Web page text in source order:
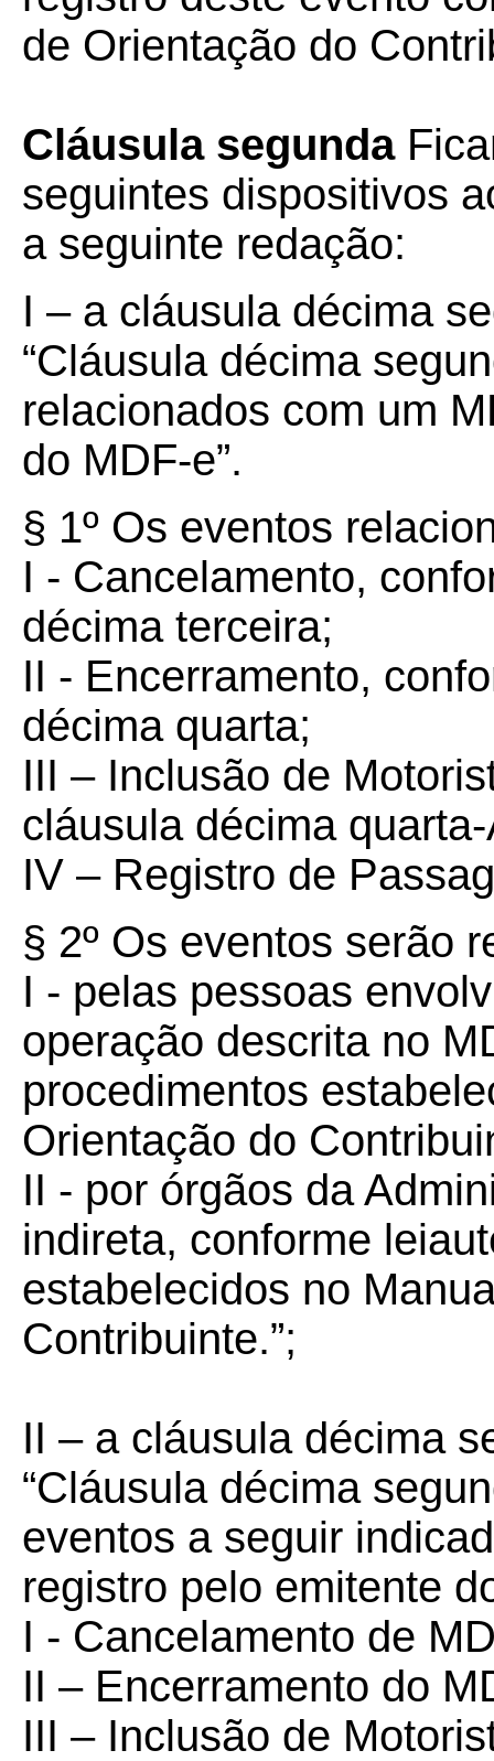
de Orientação do
Cláusula segunda
seguintes dispositivos
a seguinte redação:
I – a cláusula décima
“Cláusula décima
relacionados com um
do MDF-e”.
§ 1º Os eventos
I - Cancelamento,
décima terceira;
II - Encerramento,
décima quarta;
III – Inclusão de
cláusula décima
IV – Registro de
§ 2º Os eventos serão
I - pelas pessoas
operação descrita no
procedimentos
Orientação do
II - por órgãos da
indireta, conforme
estabelecidos no
Contribuinte.”;
II – a cláusula décima
“Cláusula décima
eventos a seguir
registro pelo emitente
I - Cancelamento de
II – Encerramento do
III – Inclusão de